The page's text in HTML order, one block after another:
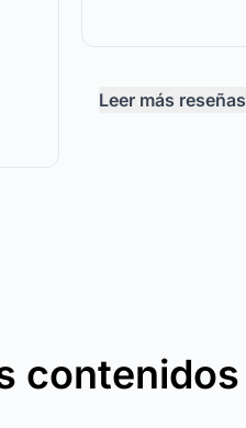
Leer más reseñas
contenidos